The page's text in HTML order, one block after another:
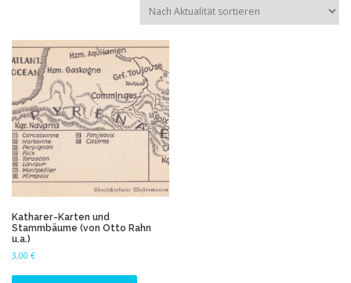
WARENKORB KASSE
Katharer-Karten und
Stammbäume (von Otto Rahn
u.a.)
3,00 €